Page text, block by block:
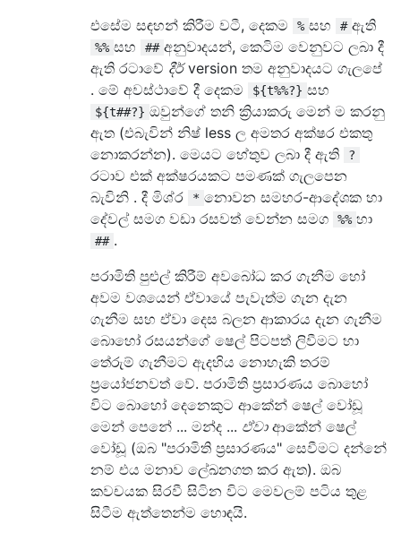
එසේම සඳහන් කිරීම වටී, දෙකම
% සහ # ඇති
%% සහ ## අනුවාදයන්, කෙටිම වෙනුවට ලබා දී
ඇති රටාවේ දීර්version තම අනුවාදයට ගැලපේ
. මේ අවස්ථාවේ දී දෙකම
${t%%?} සහ
${t##?} ඔවුන්ගේ තනි ක්‍රියාකරු මෙන් ම කරනු
ඇත (එබැවින් නිෂ් less ල අමතර අක්ෂර එකතු
නොකරන්න). මෙයට හේතුව ලබා දී ඇති
?
රටාව එක් අක්ෂරයකට පමණක් ගැලපෙන
බැවිනි . දී මිශ්ර
* නොවන සමහර-ආදේශක හා
දේවල් සමග වඩා රසවත් වෙන්න සමග
%% හා
## .
පරාමිති පුළුල් කිරීම් අවබෝධ කර ගැනීම හෝ
අවම වශයෙන් ඒවායේ පැවැත්ම ගැන දැන
ගැනීම සහ ඒවා දෙස බලන ආකාරය දැන ගැනීම
බොහෝ රසයන්ගේ ෂෙල් පිටපත් ලිවීමට හා
තේරුම් ගැනීමට ඇදහිය නොහැකි තරම්
ප්‍රයෝජනවත් වේ. පරාමිති ප්‍රසාරණය බොහෝ
විට බොහෝ දෙනෙකුට ආකේන් ෂෙල් වෝඩූ
මෙන් පෙනේ ... මන්ද ... ඒවාආකේන් ෂෙල්
වෝඩූ (ඔබ "පරාමිති ප්‍රසාරණය" සෙවීමට දන්නේ
නම් එය මනාව ලේඛනගත කර ඇත). ඔබ
කවචයක සිරවී සිටින විට මෙවලම් පටිය තුළ
සිටීම ඇත්තෙන්ම හොඳයි.